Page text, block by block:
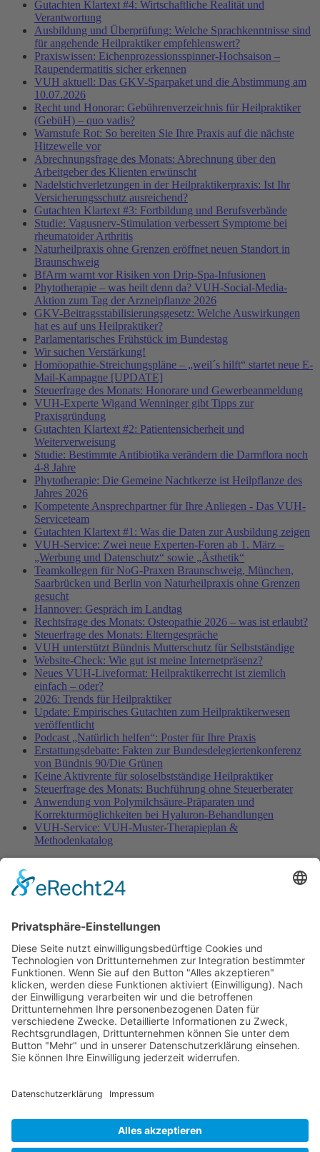
Gutachten Klartext #4: Wirtschaftliche Realität und
Verantwortung
Ausbildung und Überprüfung: Welche Sprachkenntnisse sind
für angehende Heilpraktiker empfehlenswert?
Praxiswissen: Eichenprozessionsspinner-Hochsaison –
Raupendermatitis sicher erkennen
VUH aktuell: Das GKV-Sparpaket und die Abstimmung am
10.07.2026
Recht und Honorar: Gebührenverzeichnis für Heilpraktiker
(GebüH) – quo vadis?
Warnstufe Rot: So bereiten Sie Ihre Praxis auf die nächste
Hitzewelle vor
Abrechnungsfrage des Monats: Abrechnung über den
Arbeitgeber des Klienten erwünscht
Nadelstichverletzungen in der Heilpraktikerpraxis: Ist Ihr
Versicherungsschutz ausreichend?
Gutachten Klartext #3: Fortbildung und Berufsverbände
Studie: Vagusnerv-Stimulation verbessert Symptome bei
rheumatoider Arthritis
Naturheilpraxis ohne Grenzen eröffnet neuen Standort in
Braunschweig
BfArm warnt vor Risiken von Drip-Spa-Infusionen
Phytotherapie – was heilt denn da? VUH-Social-Media-
Aktion zum Tag der Arzneipflanze 2026
GKV-Beitragsstabilisierungsgesetz: Welche Auswirkungen
hat es auf uns Heilpraktiker?
Parlamentarisches Frühstück im Bundestag
Wir suchen Verstärkung!
Homöopathie-Streichungspläne – „weil´s hilft“ startet neue E-
Mail-Kampagne [UPDATE]
Steuerfrage des Monats: Honorare und Gewerbeanmeldung
VUH-Experte Wigand Wenninger gibt Tipps zur
Praxisgründung
Gutachten Klartext #2: Patientensicherheit und
Weiterverweisung
Studie: Bestimmte Antibiotika verändern die Darmflora noch
4-8 Jahre
Phytotherapie: Die Gemeine Nachtkerze ist Heilpflanze des
Jahres 2026
Kompetente Ansprechpartner für Ihre Anliegen - Das VUH-
Serviceteam
Gutachten Klartext #1: Was die Daten zur Ausbildung zeigen
VUH-Service: Zwei neue Experten-Foren ab 1. März –
„Werbung und Datenschutz“ sowie „Ästhetik“
Teamkollegen für NoG-Praxen Braunschweig, München,
Saarbrücken und Berlin von Naturheilpraxis ohne Grenzen
gesucht
Hannover: Gespräch im Landtag
Rechtsfrage des Monats: Osteopathie 2026 – was ist erlaubt?
Steuerfrage des Monats: Elterngespräche
VUH unterstützt Bündnis Mutterschutz für Selbstständige
Website-Check: Wie gut ist meine Internetpräsenz?
Neues VUH-Liveformat: Heilpraktikerrecht ist ziemlich
einfach – oder?
2026: Trends für Heilpraktiker
Update: Empirisches Gutachten zum Heilpraktikerwesen
veröffentlicht
Podcast „Natürlich helfen“: Poster für Ihre Praxis
Erstattungsdebatte: Fakten zur Bundesdelegiertenkonferenz
von Bündnis 90/Die Grünen
Keine Aktivrente für soloselbstständige Heilpraktiker
Steuerfrage des Monats: Buchführung ohne Steuerberater
Anwendung von Polymilchsäure-Präparaten und
Korrekturmöglichkeiten bei Hyaluron-Behandlungen
VUH-Service: VUH-Muster-Therapieplan &
Methodenkatalog
Fachinformationen
Erstattungsfähige rezeptfreie Medikamente
Studie: Reduziert das Darmbakterium Bacteroides vulgatus
Heißhunger auf Süßes?
Verband Unabhängiger Heilpraktiker e.V.
Diese E-Mail-Adresse ist vor Spambots geschützt! Zur
Anzeige muss JavaScript eingeschaltet sein!
0261-1349 8000
38100 Braunschweig
Impressum